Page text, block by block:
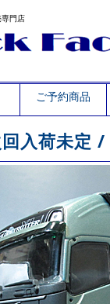
門店
ご予約商品
入荷未定 /